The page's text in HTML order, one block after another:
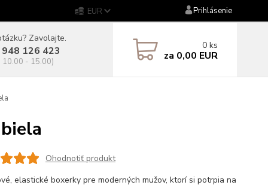
EUR Prihlásenie
Zavolajte.
126 423
10.00 - 15.00)
0 ks
za 0,00 EUR
Ohodnotiť produkt
elastické boxerky pre moderných mužov, ktorí si potrpia na